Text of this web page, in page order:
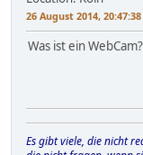
26 August 2014, 20:47:38
Was ist ein
Es gibt viele, die nicht